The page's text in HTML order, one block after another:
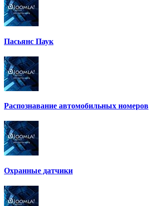
Пасьянс Паук
Распознавание автомобильных номеров
Охранные датчики